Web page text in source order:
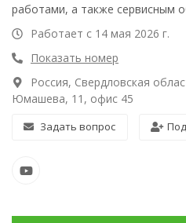
работами, а также сервисным
Работает с 14 мая 2026 г.
Показать номер
Россия, Свердловская
Юмашева, 11, офис 45
Задать вопрос